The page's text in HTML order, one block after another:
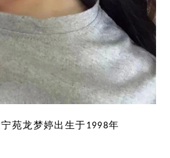
苑龙梦婷出生于1998年